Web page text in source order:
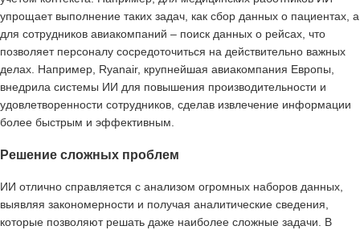
упрощает выполнение таких задач, как сбор данных о пациентах, а
для сотрудников авиакомпаний – поиск данных о рейсах, что
позволяет персоналу сосредоточиться на действительно важных
делах. Например, Ryanair, крупнейшая авиакомпания Европы,
внедрила системы ИИ для повышения производительности и
удовлетворенности сотрудников, сделав извлечение информации
более быстрым и эффективным.
Решение сложных проблем
ИИ отлично справляется с анализом огромных наборов данных,
выявляя закономерности и получая аналитические сведения,
которые позволяют решать даже наиболее сложные задачи. В